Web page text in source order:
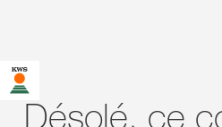
Vous êtes sur le site de KWS pour
alternative pour votre pays existe
Voulez-vous changer maintenant ?
Désolé, ce